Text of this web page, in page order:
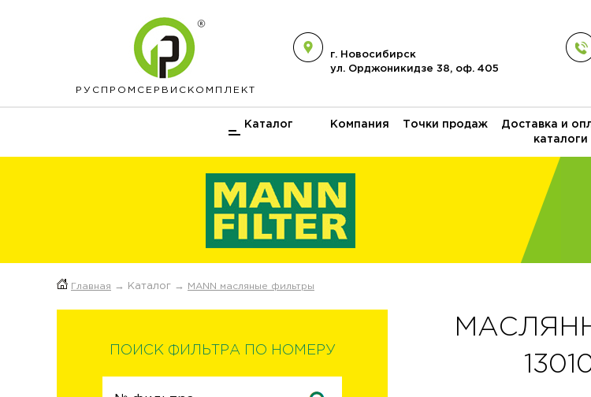
РУСПРОМ СЕРВИСКОМПЛЕКТ
г. Новосибирск
ул. Орджоникидзе 38, оф. 405
Каталог Компания Точки продаж Доставка и
каталоги
Главная → Каталог → MANN масляные фильтры
ПОИСК ФИЛЬТРА ПО НОМЕРУ